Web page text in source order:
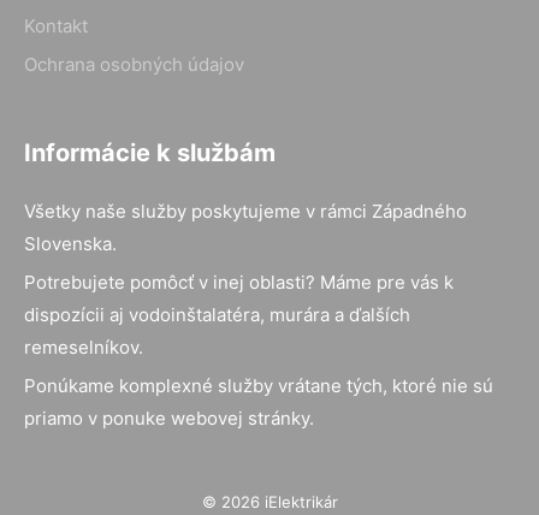
Kontakt
Ochrana osobných údajov
Informácie k službám
Všetky naše služby poskytujeme v rámci Západného
Slovenska.
Potrebujete pomôcť v inej oblasti? Máme pre vás k
dispozícii aj vodoinštalatéra, murára a ďalších
remeselníkov.
Ponúkame komplexné služby vrátane tých, ktoré nie sú
priamo v ponuke webovej stránky.
© 2026 iElektrikár